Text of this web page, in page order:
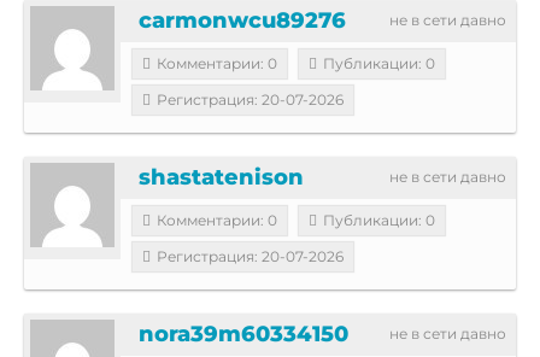
не в сети давно
carmonwcu89276
Комментарии: 0
Публикации: 0
Регистрация: 20-07-2026
не в сети давно
shastatenison
Комментарии: 0
Публикации: 0
Регистрация: 20-07-2026
не в сети давно
nora39m60334150